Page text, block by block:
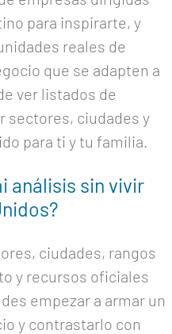
para inspirarte, y
reales de
que se adapten a
ver listados de
sectores, ciudades y
para ti y tu familia.
análisis sin vivir
ciudades, rangos
y recursos oficiales
empezar a armar un
y contrastarlo con